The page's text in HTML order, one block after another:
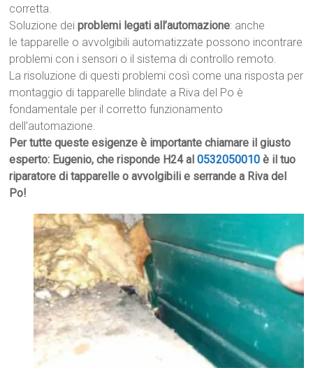
corretta.
Soluzione deiproblemi legati all’automazione: anche
le tapparelle o avvolgibili automatizzate possono incontrare
problemi con i sensori o il sistema di controllo remoto.
La risoluzione di questi problemi così come una risposta per
montaggio di tapparelle blindate a Riva del Po è
fondamentale per il corretto funzionamento
dell’automazione.
Per tutte queste esigenze è importante chiamare il giusto
esperto: Eugenio, che risponde H24 al0532050010 è il tuo
riparatore di tapparelle o avvolgibili e serrande a Riva del
Po!